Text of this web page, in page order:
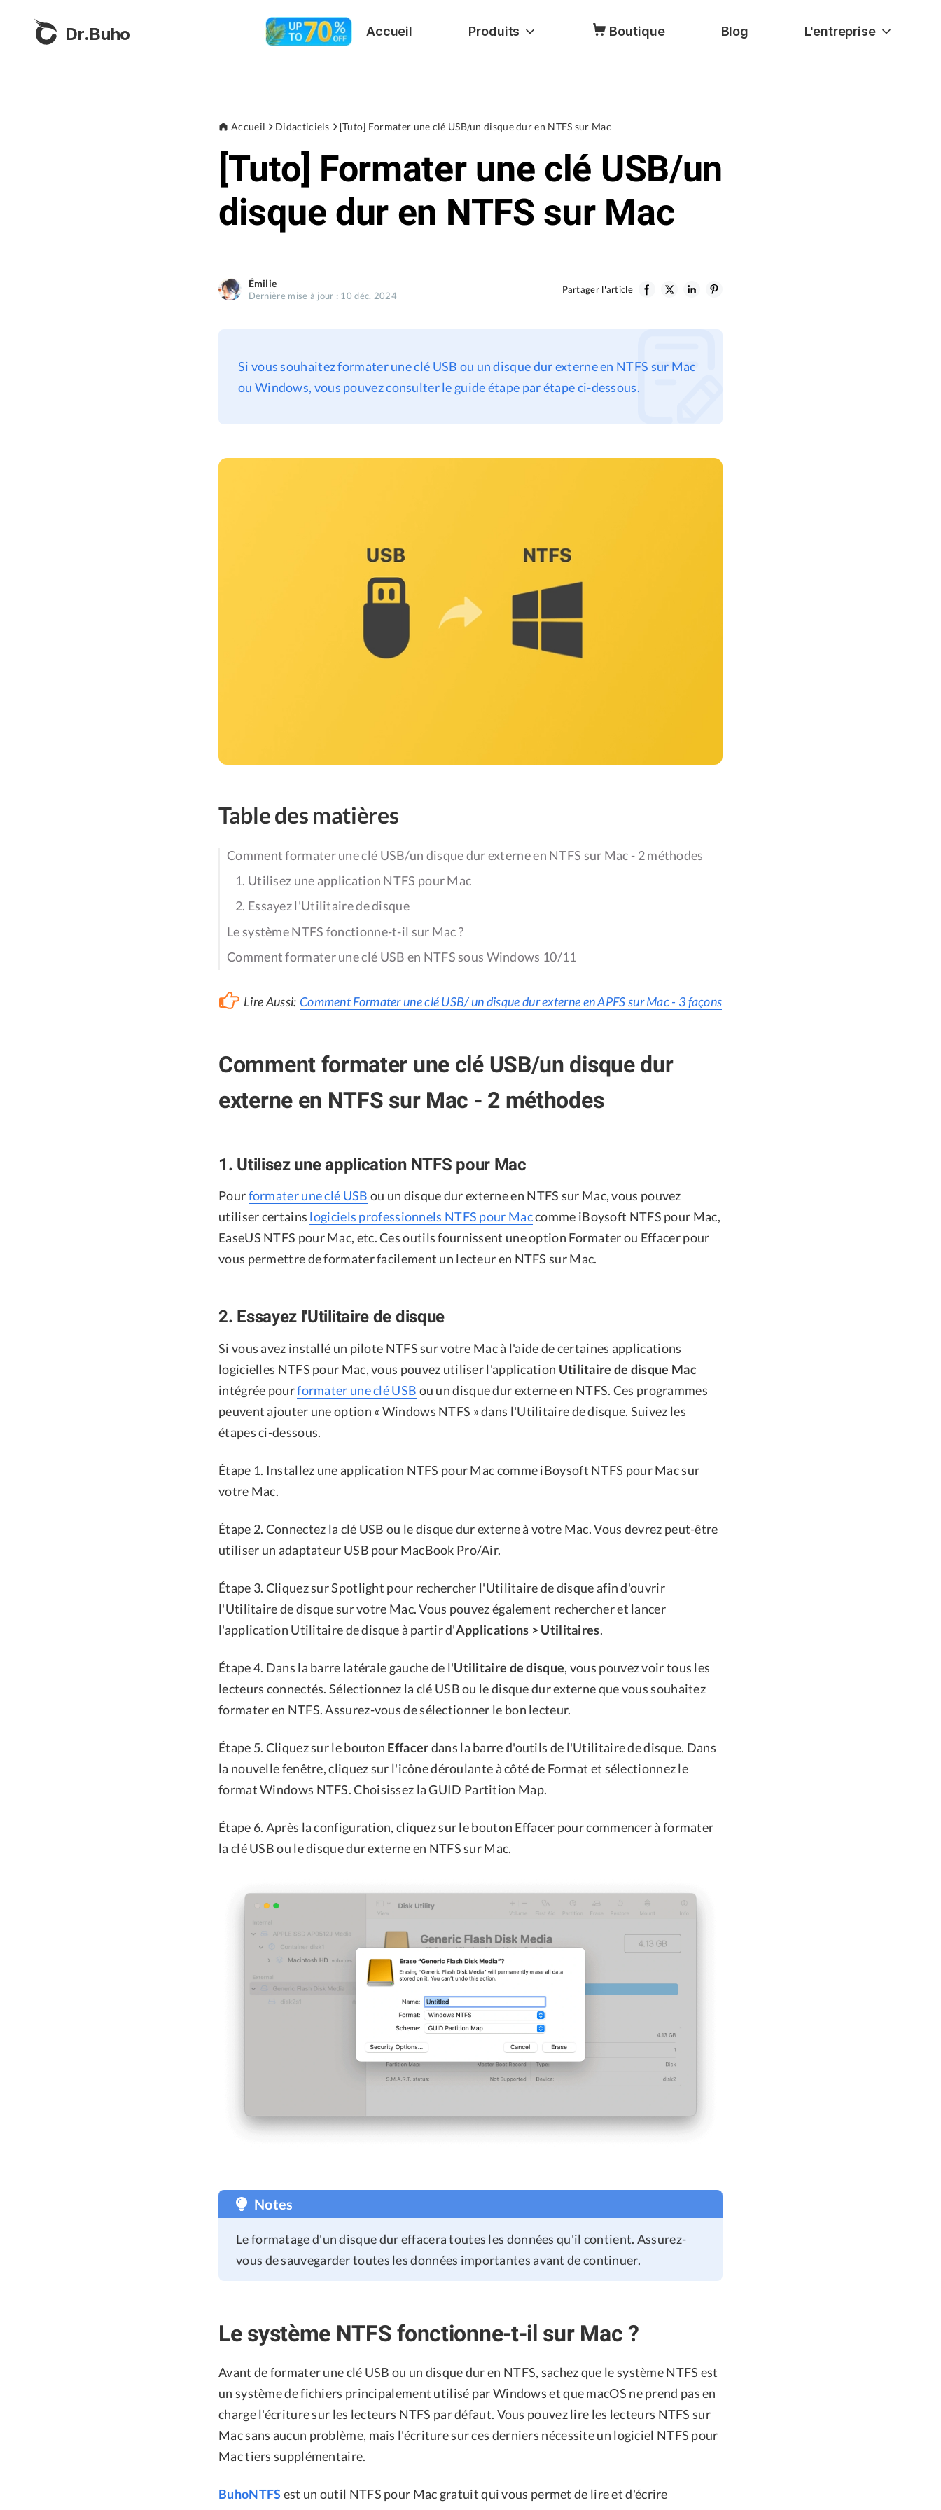
Dr.Buho Accueil Produits Boutique Blog L'entreprise
Accueil Didacticiels [Tuto] Formater une clé USB/un disque dur en NTFS sur Mac
[Tuto] Formater une clé USB/un
disque dur en NTFS sur Mac
Émilie
Dernière mise à jour : 10 déc. 2024
Partager l'article
Si vous souhaitez formater une clé USB ou un disque dur externe en NTFS sur Mac
ou Windows, vous pouvez consulter le guide étape par étape ci-dessous.
Table des matières
Comment formater une clé USB/un disque dur externe en NTFS sur Mac - 2 méthodes
1. Utilisez une application NTFS pour Mac
2. Essayez l'Utilitaire de disque
Le système NTFS fonctionne-t-il sur Mac ?
Comment formater une clé USB en NTFS sous Windows 10/11
Lire Aussi: Comment Formater une clé USB/ un disque dur externe en APFS sur Mac - 3 façons
Comment formater une clé USB/un disque dur
externe en NTFS sur Mac - 2 méthodes
1. Utilisez une application NTFS pour Mac
Pourformater une clé USB ou un disque dur externe en NTFS sur Mac, vous pouvez
utiliser certains logiciels professionnels NTFS pour Maccomme iBoysoft NTFS pour Mac,
EaseUS NTFS pour Mac, etc. Ces outils fournissent une option Formater ou Effacer pour
vous permettre de formater facilement un lecteur en NTFS sur Mac.
2. Essayez l'Utilitaire de disque
Si vous avez installé un pilote NTFS sur votre Mac à l'aide de certaines applications
logicielles NTFS pour Mac, vous pouvez utiliser l'application Utilitaire de disque Mac
intégrée pourformater une clé USB ou un disque dur externe en NTFS. Ces programmes
peuvent ajouter une option « Windows NTFS » dans l'Utilitaire de disque. Suivez les
étapes ci-dessous.
Étape 1. Installez une application NTFS pour Mac comme iBoysoft NTFS pour Mac sur
votre Mac.
Étape 2. Connectez la clé USB ou le disque dur externe à votre Mac. Vous devrez peut-être
utiliser un adaptateur USB pour MacBook Pro/Air.
Étape 3. Cliquez sur Spotlight pour rechercher l'Utilitaire de disque afin d'ouvrir
l'Utilitaire de disque sur votre Mac. Vous pouvez également rechercher et lancer
l'application Utilitaire de disque à partir d'Applications > Utilitaires.
Étape 4. Dans la barre latérale gauche de l'Utilitaire de disque, vous pouvez voir tous les
lecteurs connectés. Sélectionnez la clé USB ou le disque dur externe que vous souhaitez
formater en NTFS. Assurez-vous de sélectionner le bon lecteur.
Étape 5. Cliquez sur le bouton Effacerdans la barre d'outils de l'Utilitaire de disque. Dans
la nouvelle fenêtre, cliquez sur l'icône déroulante à côté de Format et sélectionnez le
format Windows NTFS. Choisissez la GUID Partition Map.
Étape 6. Après la configuration, cliquez sur le bouton Effacer pour commencer à formater
la clé USB ou le disque dur externe en NTFS sur Mac.
Notes
Le formatage d'un disque dur effacera toutes les données qu'il contient. Assurez-
vous de sauvegarder toutes les données importantes avant de continuer.
Le système NTFS fonctionne-t-il sur Mac ?
Avant de formater une clé USB ou un disque dur en NTFS, sachez que le système NTFS est
un système de fichiers principalement utilisé par Windows et que macOS ne prend pas en
charge l'écriture sur les lecteurs NTFS par défaut. Vous pouvez lire les lecteurs NTFS sur
Mac sans aucun problème, mais l'écriture sur ces derniers nécessite un logiciel NTFS pour
Mac tiers supplémentaire.
BuhoNTFS est un outil NTFS pour Mac gratuit qui vous permet de lire et d'écrire